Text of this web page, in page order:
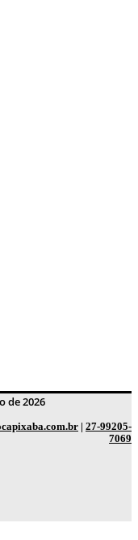
de 2026
| 27-99205-
7069